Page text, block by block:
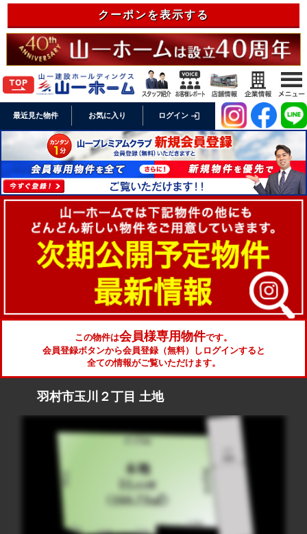
クーポンを表示する
最近見た物件 お気に入り ログイン login
この物件は会員様専用物件です。
会員登録ボタンから会員登録（無料）しログインすると
全ての情報がご覧いただけます。
羽村市玉川２丁目 土地